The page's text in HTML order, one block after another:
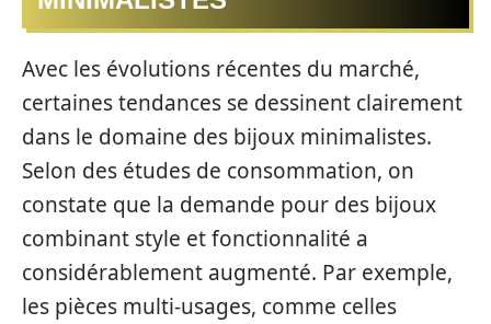
Avec les évolutions récentes du marché,
certaines tendances se dessinent clairement
dans le domaine des bijoux minimalistes.
Selon des études de consommation, on
constate que la demande pour des bijoux
combinant style et fonctionnalité a
considérablement augmenté. Par exemple,
les pièces multi-usages, comme celles